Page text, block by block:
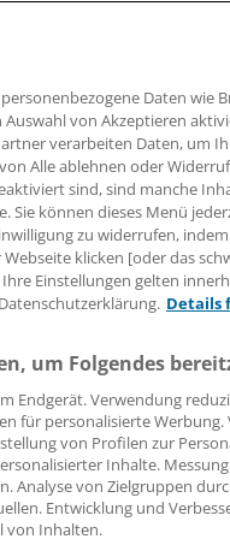
September in Berlin
vier globalen
um Ressourcen, der
Zu den
Johan Galtung, der
Leiter des UN-
Graßl und die
Professor
Seminaren und
Daten wie
von Akzeptieren
verarbeiten Daten, um
Alle ablehnen oder
sind, sind manche
Sie können dieses Menü
zu widerrufen, indem
klicken [oder das
Einstellungen gelten
Details
um Folgendes
Endgerät. Verwendung
für personalisierte
von Profilen zur
Inhalte.
Analyse von Zielgruppen
Entwicklung und
von Inhalten.